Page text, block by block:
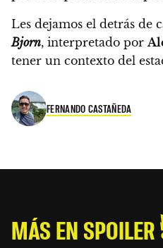
Les dejamos el detrás de
Bjorn, interpretado por
tener un contexto del
FERNANDO CASTAÑEDA
MÁS EN SPOILER